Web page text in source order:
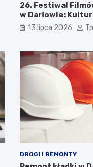
26. Festiwal
w Darłowie:
Wyciągnięcie Ręki
13 lipca 2026
DROGI I REMONTY